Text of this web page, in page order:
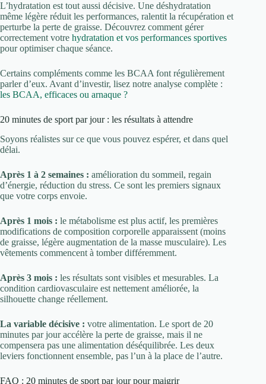
L’hydratation est tout aussi décisive. Une déshydratation
même légère réduit les performances, ralentit la récupération et
perturbe la perte de graisse. Découvrez comment gérer
correctement votre hydratation et vos performances sportives
pour optimiser chaque séance.
Certains compléments comme les BCAA font régulièrement
parler d’eux. Avant d’investir, lisez notre analyse complète :
les BCAA, efficaces ou arnaque ?
20 minutes de sport par jour : les résultats à attendre
Soyons réalistes sur ce que vous pouvez espérer, et dans quel
délai.
Après 1 à 2 semaines : amélioration du sommeil, regain
d’énergie, réduction du stress. Ce sont les premiers signaux
que votre corps envoie.
Après 1 mois : le métabolisme est plus actif, les premières
modifications de composition corporelle apparaissent (moins
de graisse, légère augmentation de la masse musculaire). Les
vêtements commencent à tomber différemment.
Après 3 mois : les résultats sont visibles et mesurables. La
condition cardiovasculaire est nettement améliorée, la
silhouette change réellement.
La variable décisive : votre alimentation. Le sport de 20
minutes par jour accélère la perte de graisse, mais il ne
compensera pas une alimentation déséquilibrée. Les deux
leviers fonctionnent ensemble, pas l’un à la place de l’autre.
FAQ : 20 minutes de sport par jour pour maigrir